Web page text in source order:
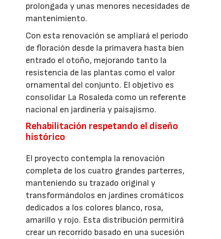
prolongada y unas menores necesidades de
mantenimiento.
Con esta renovación se ampliará el periodo
de floración desde la primavera hasta bien
entrado el otoño, mejorando tanto la
resistencia de las plantas como el valor
ornamental del conjunto. El objetivo es
consolidar La Rosaleda como un referente
nacional en jardinería y paisajismo.
Rehabilitación respetando el diseño
histórico
El proyecto contempla la renovación
completa de los cuatro grandes parterres,
manteniendo su trazado original y
transformándolos en jardines cromáticos
dedicados a los colores blanco, rosa,
amarillo y rojo. Esta distribución permitirá
crear un recorrido basado en una sucesión